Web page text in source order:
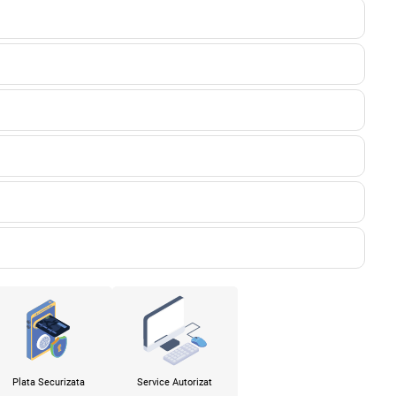
Plata Securizata Service Autorizat